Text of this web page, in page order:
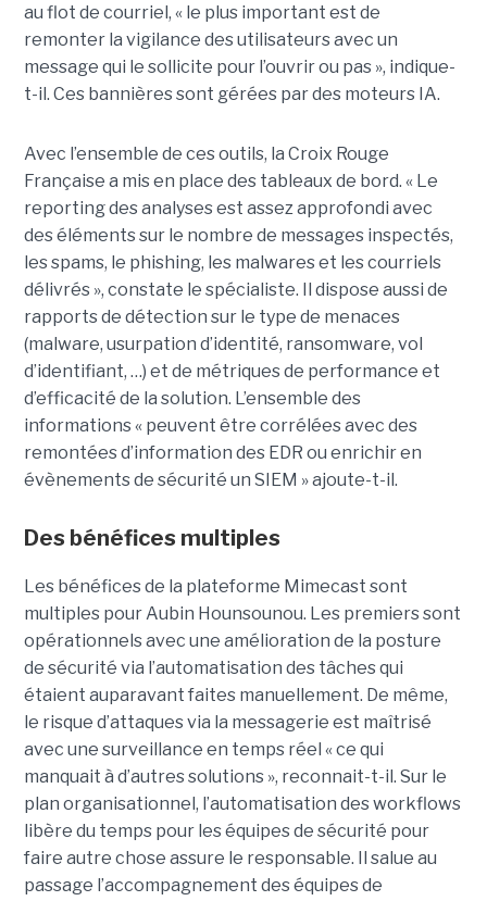
au flot de courriel, « le plus important est de
remonter la vigilance des utilisateurs avec un
message qui le sollicite pour l’ouvrir ou pas », indique-
t-il. Ces bannières sont gérées par des moteurs IA.
Avec l’ensemble de ces outils, la Croix Rouge
Française a mis en place des tableaux de bord. « Le
reporting des analyses est assez approfondi avec
des éléments sur le nombre de messages inspectés,
les spams, le phishing, les malwares et les courriels
délivrés », constate le spécialiste. Il dispose aussi de
rapports de détection sur le type de menaces
(malware, usurpation d’identité, ransomware, vol
d’identifiant, …) et de métriques de performance et
d’efficacité de la solution. L’ensemble des
informations « peuvent être corrélées avec des
remontées d’information des EDR ou enrichir en
évènements de sécurité un SIEM » ajoute-t-il.
Des bénéfices multiples
Les bénéfices de la plateforme Mimecast sont
multiples pour Aubin Hounsounou. Les premiers sont
opérationnels avec une amélioration de la posture
de sécurité via l’automatisation des tâches qui
étaient auparavant faites manuellement. De même,
le risque d’attaques via la messagerie est maîtrisé
avec une surveillance en temps réel « ce qui
manquait à d’autres solutions », reconnait-t-il. Sur le
plan organisationnel, l’automatisation des workflows
libère du temps pour les équipes de sécurité pour
faire autre chose assure le responsable. Il salue au
passage l’accompagnement des équipes de